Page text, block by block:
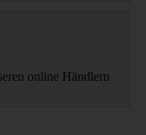
online Händlern